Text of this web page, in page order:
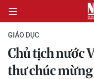
CHÍNH TRỊ
GIÁO DỤC
Chủ tịch nước
thư chúc